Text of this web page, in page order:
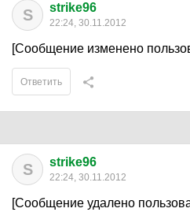
S strike96
22:24, 30.11.2012
[Сообщение изменено
Ответить
S strike96
22:24, 30.11.2012
[Сообщение удалено